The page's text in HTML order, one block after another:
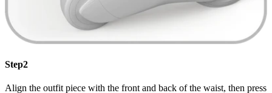
Step2
Align the outfit piece with the front and back of the waist, then press